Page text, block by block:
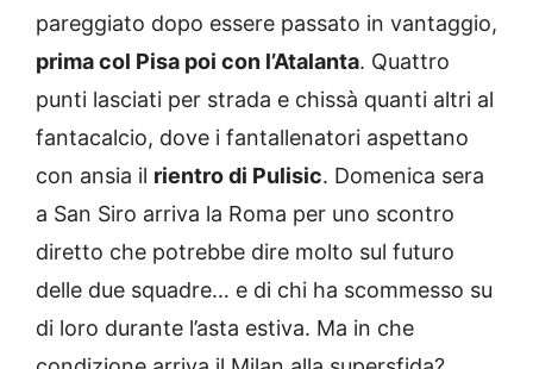
pareggiato dopo essere passato in vantaggio,
prima col Pisa poi con l’Atalanta. Quattro
punti lasciati per strada e chissà quanti altri al
fantacalcio, dove i fantallenatori aspettano
con ansia il rientro di Pulisic. Domenica sera
a San Siro arriva la Roma per uno scontro
diretto che potrebbe dire molto sul futuro
delle due squadre… e di chi ha scommesso su
di loro durante l’asta estiva. Ma in che